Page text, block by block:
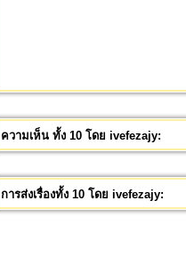
ความเห็น ทั้ง 10 โดย ivefezajy:
การส่งเรื่องทั้ง 10 โดย ivefezajy: